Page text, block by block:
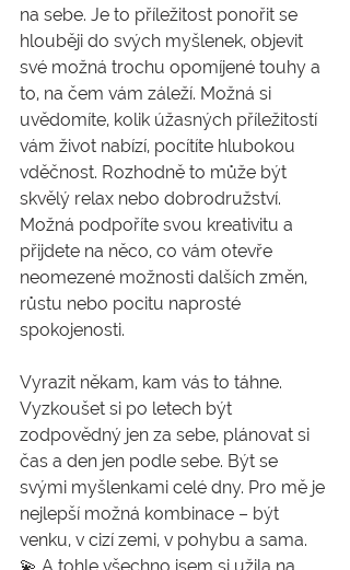
na sebe. Je to příležitost ponořit se
hlouběji do svých myšlenek, objevit
své možná trochu opomíjené touhy a
to, na čem vám záleží. Možná si
uvědomíte, kolik úžasných příležitostí
vám život nabízí, pocítíte hlubokou
vděčnost. Rozhodně to může být
skvělý relax nebo dobrodružství.
Možná podpoříte svou kreativitu a
přijdete na něco, co vám otevře
neomezené možnosti dalších změn,
růstu nebo pocitu naprosté
spokojenosti.
Vyrazit někam, kam vás to táhne.
Vyzkoušet si po letech být
zodpovědný jen za sebe, plánovat si
čas a den jen podle sebe. Být se
svými myšlenkami celé dny. Pro mě je
nejlepší možná kombinace – být
venku, v cizí zemi, v pohybu a sama.